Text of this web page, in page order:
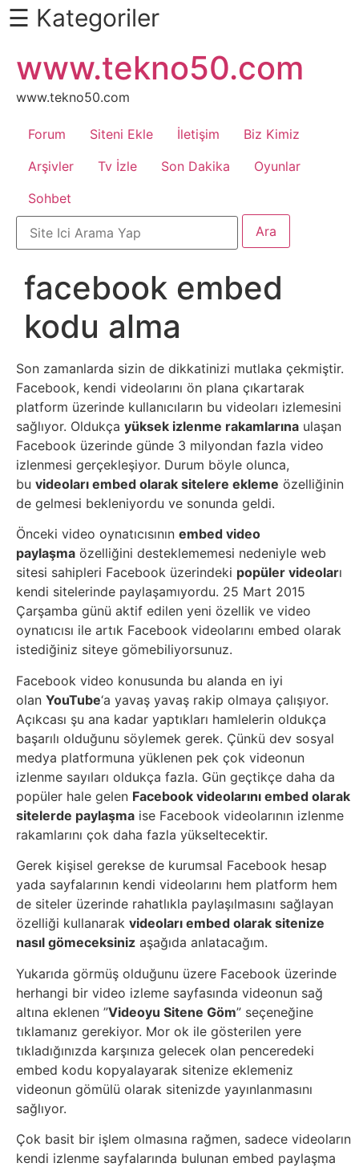
Daha
Fazlası
İçin
Kaydır
Android
Apk
Arabalar
Bankacılık
İşlemleri
Belgesel
Bilgi
Bilgisayar
Bilim
Bitcoin
Bitkiler
Çizgi
Film
Diğer
Sosyal
Medyalar
Din
Dokümanlar
Domain
Download
E-
Devlet
Eğitim
Elektronik
Cihazlar
Facebook
☰ Kategoriler
atla
www.tekno50.com
www.tekno50.com
Forum Siteni Ekle İletişim
Biz Kimiz
Arşivler
Tv İzle Son Dakika
Oyunlar
Sohbet
facebook embed
kodu alma
Son zamanlarda sizin de dikkatinizi mutlaka çekmiştir.
Facebook, kendi videolarını ön plana çıkartarak
platform üzerinde kullanıcıların bu videoları izlemesini
sağlıyor. Oldukça yüksek izlenme rakamlarına ulaşan
Facebook üzerinde günde 3 milyondan fazla video
izlenmesi gerçekleşiyor. Durum böyle olunca,
bu videoları embed olarak sitelere ekleme özelliğinin
de gelmesi bekleniyordu ve sonunda geldi.
Önceki video oynatıcısının embed video
paylaşma özelliğini desteklememesi nedeniyle web
sitesi sahipleri Facebook üzerindeki popüler videoları
kendi sitelerinde paylaşamıyordu. 25 Mart 2015
Çarşamba günü aktif edilen yeni özellik ve video
oynatıcısı ile artık Facebook videolarını embed olarak
istediğiniz siteye gömebiliyorsunuz.
Facebook video konusunda bu alanda en iyi
olan YouTube‘a yavaş yavaş rakip olmaya çalışıyor.
Açıkcası şu ana kadar yaptıkları hamlelerin oldukça
başarılı olduğunu söylemek gerek. Çünkü dev sosyal
medya platformuna yüklenen pek çok videonun
izlenme sayıları oldukça fazla. Gün geçtikçe daha da
popüler hale gelen Facebook videolarını embed olarak
sitelerde paylaşma ise Facebook videolarının izlenme
rakamlarını çok daha fazla yükseltecektir.
Gerek kişisel gerekse de kurumsal Facebook hesap
yada sayfalarının kendi videolarını hem platform hem
de siteler üzerinde rahatlıkla paylaşılmasını sağlayan
özelliği kullanarak videoları embed olarak sitenize
nasıl gömeceksiniz aşağıda anlatacağım.
Yukarıda görmüş olduğunu üzere Facebook üzerinde
herhangi bir video izleme sayfasında videonun sağ
altına eklenen ”Videoyu Sitene Göm” seçeneğine
tıklamanız gerekiyor. Mor ok ile gösterilen yere
tıkladığınızda karşınıza gelecek olan penceredeki
embed kodu kopyalayarak sitenize eklemeniz
videonun gömülü olarak sitenizde yayınlanmasını
sağlıyor.
Çok basit bir işlem olmasına rağmen, sadece videoların
kendi izlenme sayfalarında bulunan embed paylaşma